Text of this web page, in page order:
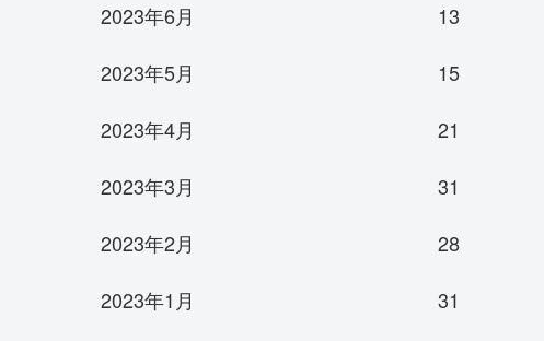
2023年6月
13
2023年5月
15
2023年4月
21
2023年3月
31
2023年2月
28
2023年1月
31